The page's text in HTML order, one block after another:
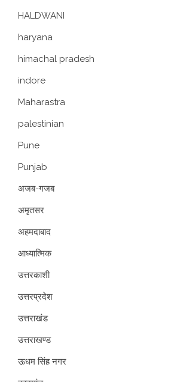
HALDWANI
haryana
himachal pradesh
indore
Maharastra
palestinian
Pune
Punjab
अजब-गजब
अमृतसर
अहमदाबाद
आध्यात्मिक
उत्तरकाशी
उत्तरप्रदेश
उत्तराखंड
उत्तराखण्ड
ऊधम सिंह नगर